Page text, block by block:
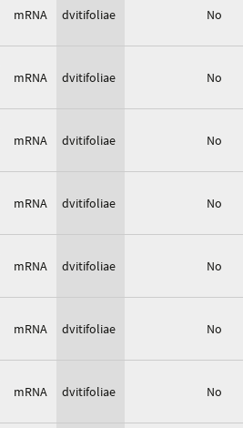
mRNA dvitifoliae No
mRNA dvitifoliae No
mRNA dvitifoliae No
mRNA dvitifoliae No
mRNA dvitifoliae No
mRNA dvitifoliae No
mRNA dvitifoliae No